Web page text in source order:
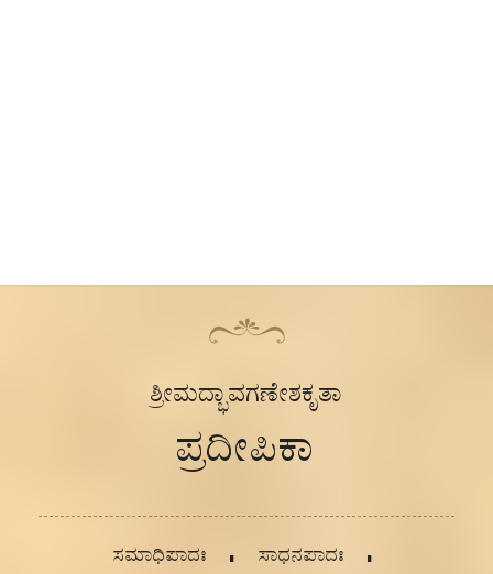
ಶ್ರೀಮದ್ಭಾವಗಣೇಶಕೃತಾ
ಪ್ರದೀಪಿಕಾ
ಸಮಾಧಿಪಾದಃ
ಸಾಧನಪಾದಃ